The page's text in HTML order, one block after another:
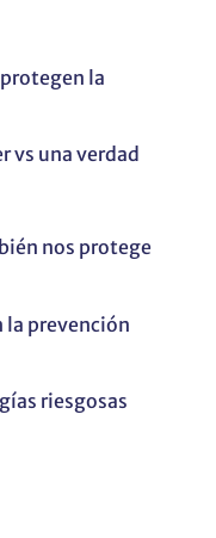
la
vs una verdad
nos protege
la prevención
riesgosas